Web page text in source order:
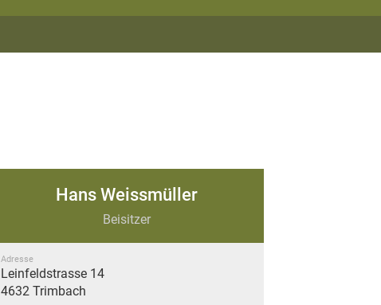
Hans Weissmüller
Beisitzer
Adresse
Leinfeldstrasse 14
4632 Trimbach